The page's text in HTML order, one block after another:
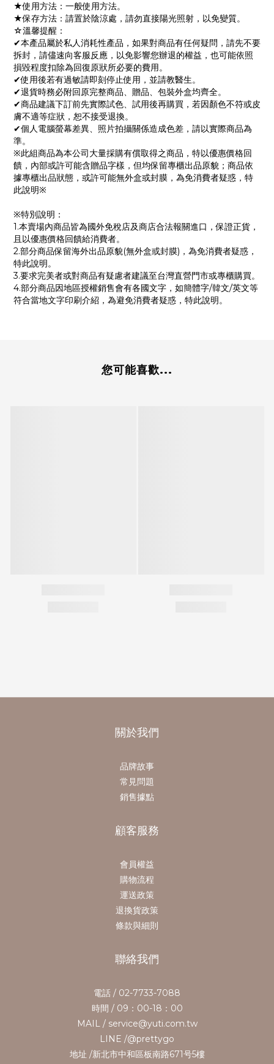
★使用方法：一般使用方法。
★保存方法：請置於陰涼處，請勿直接陽光照射，以免變質。
☆溫馨提醒：
✔本產品屬於私人消耗性產品，如果對商品有任何疑問，請先不要
拆封，請儘速向客服反應，以免影響您辦退的權益，也可能依照
損毀程度扣除為回復原狀所必要的費用。
✔使用後若有過敏請即刻停止使用，並請教醫生。
✔退貨時務必附回原完整商品、贈品、包裝外盒均齊全。
✔商品建議下訂前先實際試色、試用後再購買，若因顏色不符或皮
膚不適等症狀，恕不接受退換。
✔個人電腦螢幕差異、照片拍攝關係造成色差，請以實際商品為
準。
※此組商品為本公司大量採購有償取得之商品，特以優惠價格回
饋，內部或許可能含贈品字樣，但均保留專櫃出品原貌；商品依
據專櫃出品狀態，或許可能無外盒或封膜，為免消費者疑惑，特
此說明※
※特別說明：
1.本賣場內商品皆為國外免稅店及商店合法報關進口，保證正貨，
且以優惠價格回饋給消費者。
2.部分商品保留海外出品原貌(無外盒或封膜)，為免消費者疑惑，
特此說明。
3.要求完美者或對商品有疑慮者建議至台灣直營門市或專櫃購買。
4.部分商品因地區授權銷售會有各國文字，如簡體字/韓文/英文等
符合當地文字印刷介紹，為避免消費者疑惑，特此說明。
您可能喜歡...
關於我們
品牌故事
常見問題
銷售據點
顧客服務
會員權益
購物流程
運送政策
退換貨政策
條款與細則
聯絡我們
電話 / 02-7733-7088
時間 / 09：00-18：00
MAIL / service@yuti.com.tw
LINE /@prettygo
地址 /新北市中和區板南路671号5樓